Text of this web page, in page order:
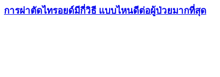
การผ่าตัดไทรอยด์มีกี่วิธี แบบไหนดีต่อผู้ป่วยมากที่สุด